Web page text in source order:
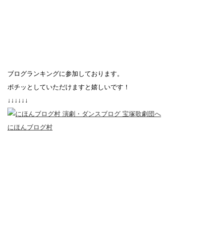
ブログランキングに参加しております。
ポチッとしていただけますと嬉しいです！
↓↓↓↓↓↓
にほんブログ村